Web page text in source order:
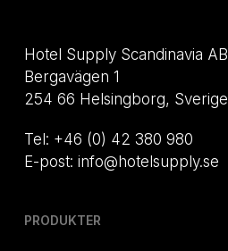
Hotel Supply Scandinavia AB
Bergavägen 1
254 66 Helsingborg, Sverige
Tel: +46 (0) 42 380 980
E-post: info@hotelsupply.se
PRODUKTER